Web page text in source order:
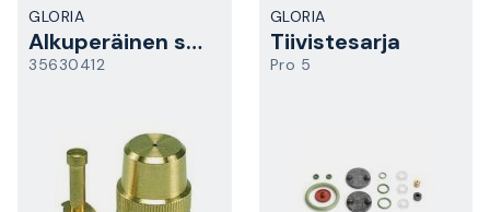
GLORIA
Alkuperäinen suutin
35630412
GLORIA
Tiivistesarja
Pro 5